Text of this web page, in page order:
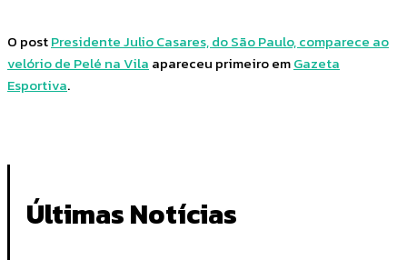
O postPresidente Julio Casares, do São Paulo, comparece ao
velório de Pelé na Vila apareceu primeiro emGazeta
Esportiva.
Últimas Notícias